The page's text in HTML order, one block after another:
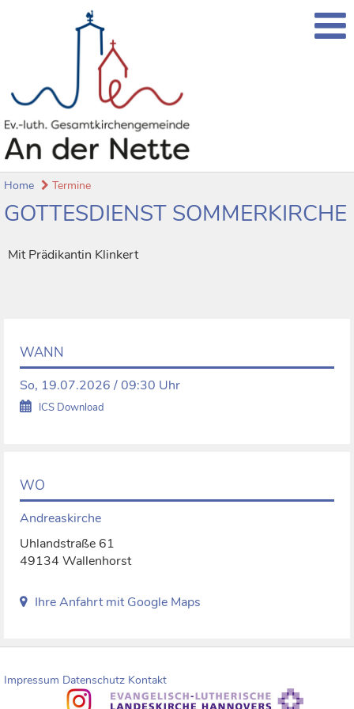
Home Termine
GOTTESDIENST SOMMERKIRCHE
Mit Prädikantin Klinkert
WANN
So, 19.07.2026 / 09:30 Uhr
ICS Download
WO
Andreaskirche
Uhlandstraße 61
49134 Wallenhorst
Ihre Anfahrt mit Google Maps
Impressum Datenschutz Kontakt